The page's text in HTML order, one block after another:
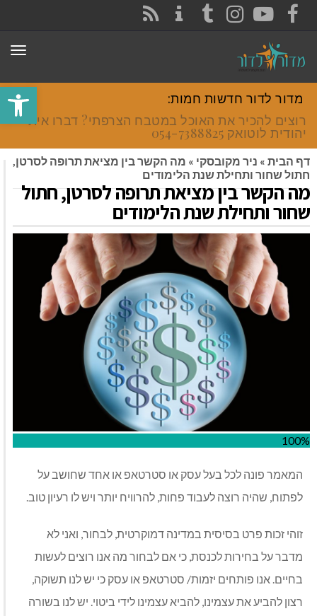
פתח
FACEBOOK
YOUTUBE
INSTAGRAM
TUMBLR
מדור לדור חדשות חמות:
רוצים להכיר את האוכל במטבח הצרפתי? דברו איתי
יהודית לוטואק 054-7388825.
דף הבית » ניר מקובסקי » מה הקשר בין מציאת תרופה לסרטן,
חתול שחור ותחילת שנת הלימודים
מה הקשר בין מציאת תרופה לסרטן, חתול
שחור ותחילת שנת הלימודים
100%
המאמר פונה לכל בעל עסק או סטרטאפ או אחד שחושב על
לפתוח, שהיה רוצה לעבוד פחות, להרוויח יותר ויש לו רעיון טוב.
זוהי זכות פרט בסיסית במדינה דמוקרטית, לבחור, ואני לא
מדבר על בחירות לכנסת, כי אם לבחור מה אנו רוצים לעשות
בחיים. אנו פותחים יזמות/ סטרטאפ או עסק כי יש לנו תשוקה,
רצון להביע את עצמינו, להביא עצמינו לידי ביטוי. יש לנו בשורה